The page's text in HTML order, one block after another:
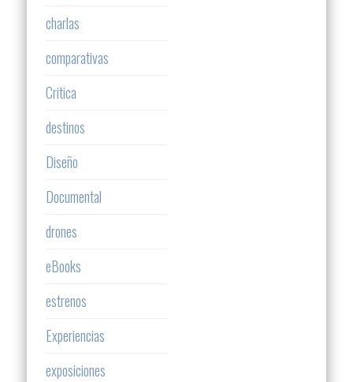
charlas
comparativas
Critica
destinos
Diseño
Documental
drones
eBooks
estrenos
Experiencias
exposiciones